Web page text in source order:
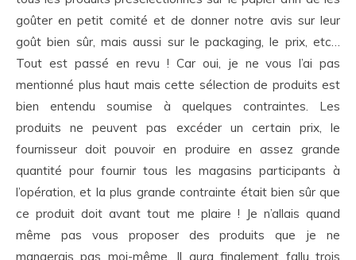
goûter en petit comité et de donner notre avis sur leur
goût bien sûr, mais aussi sur le packaging, le prix, etc…
Tout est passé en revu ! Car oui, je ne vous l’ai pas
mentionné plus haut mais cette sélection de produits est
bien entendu soumise à quelques contraintes. Les
produits ne peuvent pas excéder un certain prix, le
fournisseur doit pouvoir en produire en assez grande
quantité pour fournir tous les magasins participants à
l’opération, et la plus grande contrainte était bien sûr que
ce produit doit avant tout me plaire ! Je n’allais quand
même pas vous proposer des produits que je ne
mangerais pas moi-même. Il aura finalement fallu trois